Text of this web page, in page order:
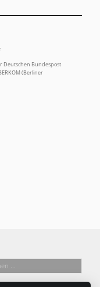
Deutschen Bundespost
(Berliner